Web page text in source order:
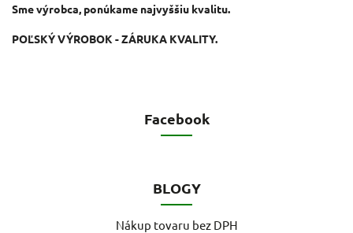
Sme výrobca, ponúkame najvyššiu kvalitu.
POĽSKÝ VÝROBOK - ZÁRUKA KVALITY.
Facebook
BLOGY
Nákup tovaru bez DPH